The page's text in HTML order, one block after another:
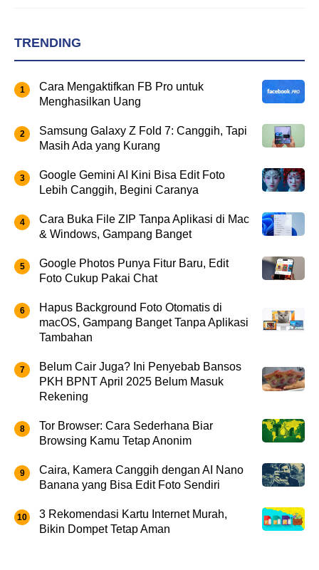
TRENDING
Cara Mengaktifkan FB Pro untuk
Menghasilkan Uang
Samsung Galaxy Z Fold 7: Canggih, Tapi
Masih Ada yang Kurang
Google Gemini AI Kini Bisa Edit Foto
Lebih Canggih, Begini Caranya
Cara Buka File ZIP Tanpa Aplikasi di Mac
& Windows, Gampang Banget
Google Photos Punya Fitur Baru, Edit
Foto Cukup Pakai Chat
Hapus Background Foto Otomatis di
macOS, Gampang Banget Tanpa Aplikasi
Tambahan
Belum Cair Juga? Ini Penyebab Bansos
PKH BPNT April 2025 Belum Masuk
Rekening
Tor Browser: Cara Sederhana Biar
Browsing Kamu Tetap Anonim
Caira, Kamera Canggih dengan AI Nano
Banana yang Bisa Edit Foto Sendiri
3 Rekomendasi Kartu Internet Murah,
Bikin Dompet Tetap Aman